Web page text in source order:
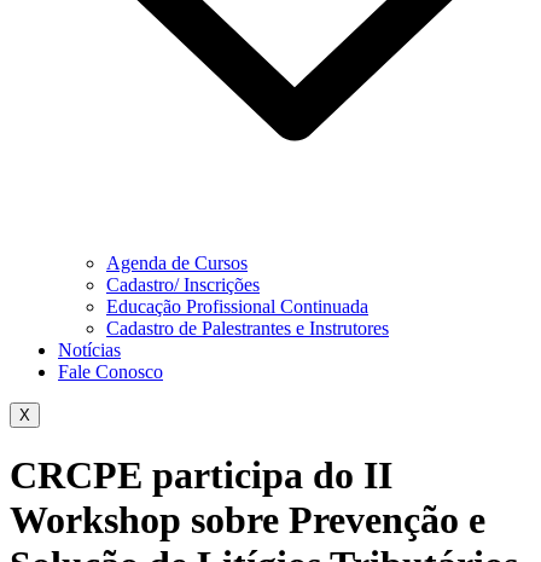
Agenda de Cursos
Cadastro/ Inscrições
Educação Profissional Continuada
Cadastro de Palestrantes e Instrutores
Notícias
Fale Conosco
X
CRCPE participa do II
Workshop sobre Prevenção e